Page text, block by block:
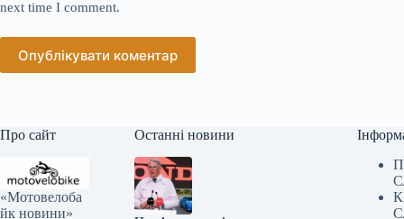
next time I comment.
Опублікувати коментар
Про сайт
«Мотовелоба
йк новини»
Останні новини